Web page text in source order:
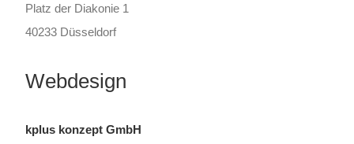
Platz der Diakonie 1
40233 Düsseldorf
Webdesign
kplus konzept GmbH